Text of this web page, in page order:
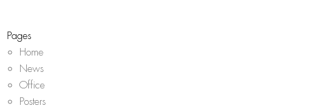
Pages
Home
News
Office
Posters